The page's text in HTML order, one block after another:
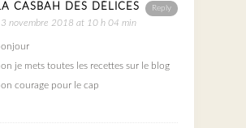
Reply
CASBAH DES DÉLICES
novembre 2018 at 10 h 04 min
je mets toutes les recettes sur le blog
courage pour le cap